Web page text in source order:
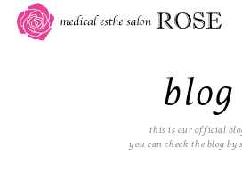
blog
this is our official
you can check the blog by